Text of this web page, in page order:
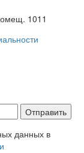
1011
данных в